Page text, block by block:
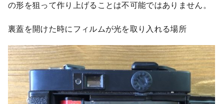
の形を狙って作り上げることは不可能ではありません。
裏蓋を開けた時にフィルムが光を取り入れる場所